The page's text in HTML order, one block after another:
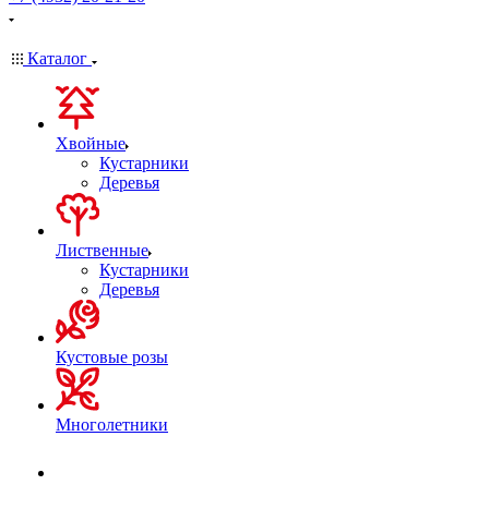
Каталог
Хвойные
Кустарники
Деревья
Лиственные
Кустарники
Деревья
Кустовые розы
Многолетники